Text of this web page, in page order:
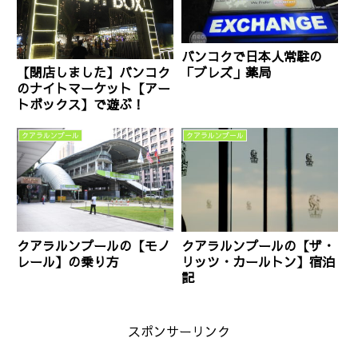
【閉店しました】バンコク
のナイトマーケット【アー
トボックス】で遊ぶ！
バンコクで日本人常駐の
「ブレズ」薬局
クアラルンプール
クアラルンプールの【モノ
レール】の乗り方
クアラルンプール
クアラルンプールの【ザ・
リッツ・カールトン】宿泊
記
スポンサーリンク